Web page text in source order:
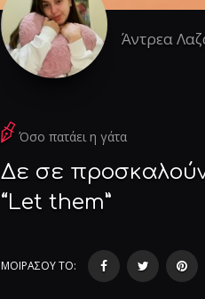
Άντρεα
Όσο πατάει η γάτα
Δε σε
“Let them”
ΜΟΙΡΑΣΟΥ ΤΟ: